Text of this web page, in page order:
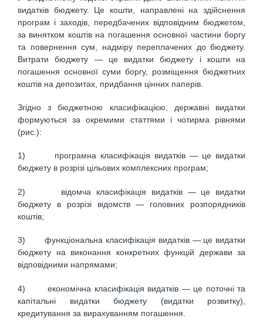
видатків бюджету. Це кошти, направлені на здійснення
програм і заходів, передбачених відповідним бюджетом,
за винятком коштів на погашення основної частини боргу
та повернення сум, надміру переплачених до бюджету.
Витрати бюджету — це видатки бюджету і кошти на
погашення основної суми боргу, розміщення бюджетних
коштів на депозитах, придбання цінних паперів.
Згідно з бюджетною класифікацією, державні видатки
формуються за окремими статтями і чотирма рівнями
(рис.):
1) програмна класифікація видатків — це видатки
бюджету в розрізі цільових комплексних програм;
2) відомча класифікація видатків — це видатки
бюджету в розрізі відомств — головних розпорядників
коштів;
3) функціональна класифікація видатків — це видатки
бюджету на виконання конкретних функцій держави за
відповідними напрямами;
4) економічна класифікація видатків — це поточні та
капітальні видатки бюджету (видатки розвитку),
кредитування за вирахуванням погашення.